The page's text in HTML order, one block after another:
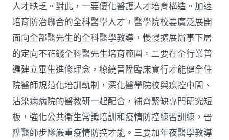
人才缺乏。對此，一要優化醫護人才培育構造。加速
培育防治聯合的全科醫學人才，醫學院校要廣泛展開
面向全部醫先生的全科醫學教導，慢慢擴展辦事下層
的定向不花錢全科醫先生培育範圍。二要在全行業普
遍建立畢生進修理念，繚繞晉陞臨床實行才能健全住
院醫師規范化培訓軌制，深化醫學院校與疾控中間、
沾染病病院的醫教研一起配合，補齊緊缺專門研究短
板，強化公共衛生常識培訓和疫情防控練習訓練，晉
陞醫師步隊嚴重疫情防控才能。三要加年夜醫學教導